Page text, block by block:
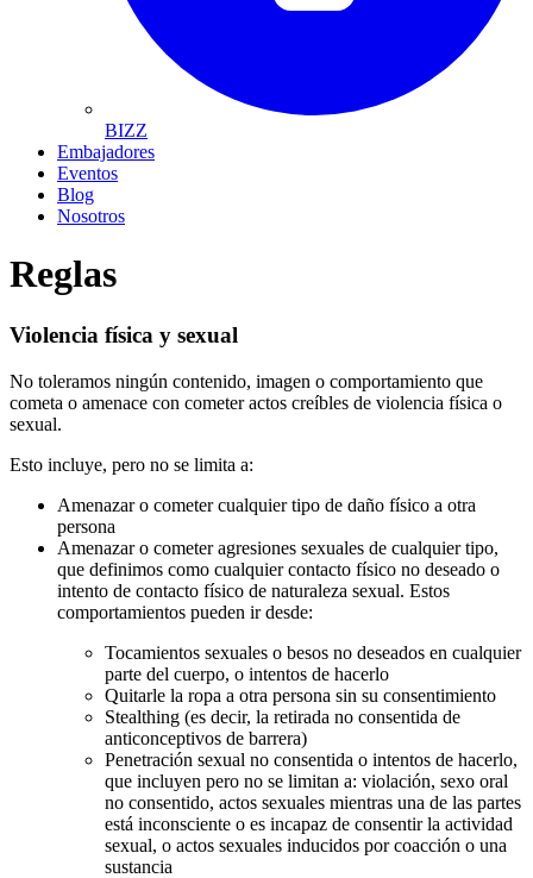
BIZZ
Embajadores
Eventos
Blog
Nosotros
Reglas
Violencia física y sexual
No toleramos ningún contenido, imagen o comportamiento que
cometa o amenace con cometer actos creíbles de violencia física o
sexual.
Esto incluye, pero no se limita a:
Amenazar o cometer cualquier tipo de daño físico a otra
persona
Amenazar o cometer agresiones sexuales de cualquier tipo,
que definimos como cualquier contacto físico no deseado o
intento de contacto físico de naturaleza sexual. Estos
comportamientos pueden ir desde:
Tocamientos sexuales o besos no deseados en cualquier
parte del cuerpo, o intentos de hacerlo
Quitarle la ropa a otra persona sin su consentimiento
Stealthing (es decir, la retirada no consentida de
anticonceptivos de barrera)
Penetración sexual no consentida o intentos de hacerlo,
que incluyen pero no se limitan a: violación, sexo oral
no consentido, actos sexuales mientras una de las partes
está inconsciente o es incapaz de consentir la actividad
sexual, o actos sexuales inducidos por coacción o una
sustancia